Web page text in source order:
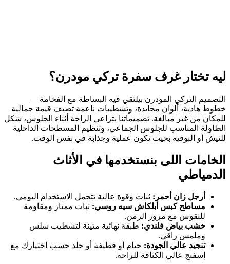
ليه تختار غرف سفرة تركي مودرن؟
التصميم التركي المودرن بيلتقي فيه البساطة مع الفخامة —
خطوط هادية، ألوان محايدة، وتشطيبات ناعمة تضيف قيمة جمالية
للمكان من غير مبالغة. تصميماتنا بتراعي الراحة أثناء الجلوس، شكل
الطاولة المناسب للجلوس الجماعي، وتنظيم المسطحات الداخلية
للنيش أو البوفيه بحيث تكون عملية وجذابة في نفس الوقت.
الخامات اللى بنستخدمها في الأثاث
الدمياطي
أرجل زان أحمر: ثبات وقوة عالية تتحمل الاستخدام اليومي.
مساطح كبس أبلكاش سيه روسي: ثبات ممتاز ومقاومة
للتقوس مع مرور الزمن.
خشب بياض فلندي: طبقة نهائية متينة لتشطيب سلس
وملمس راقي.
تنجيد عالي الجودة: خيام أو قطيفة أو جلد حسب اختيارك مع
إسفنج عالي الكثافة للراحة.